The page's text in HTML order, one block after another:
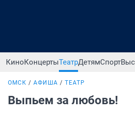
КиноКонцертыТеатрДетямСпорт
ОМСК АФИША ТЕАТР
Выпьем за любовь!